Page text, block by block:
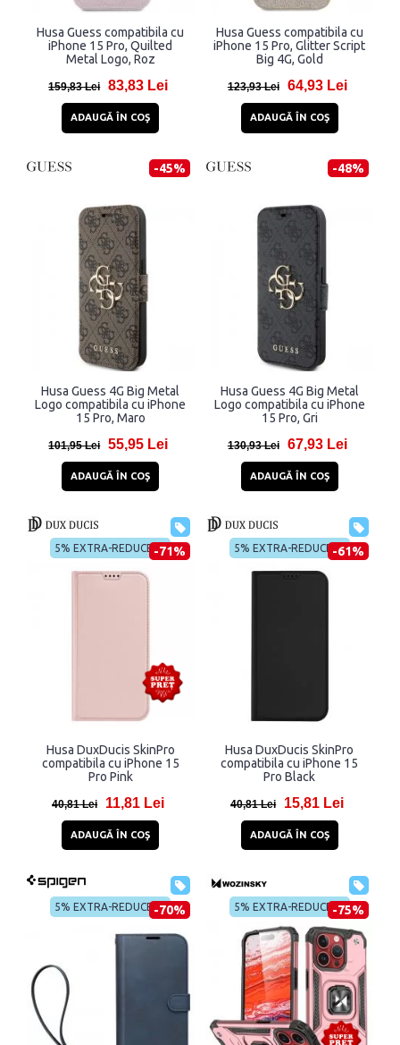
Husa Guess compatibila cu
iPhone 15 Pro, Quilted
Metal Logo, Roz
159,83 Lei 83,83 Lei
ADAUGĂ ÎN COŞ
Husa Guess compatibila cu
iPhone 15 Pro, Glitter Script
Big 4G, Gold
123,93 Lei 64,93 Lei
ADAUGĂ ÎN COŞ
-45%
Husa Guess 4G Big Metal
Logo compatibila cu iPhone
15 Pro, Maro
101,95 Lei 55,95 Lei
ADAUGĂ ÎN COŞ
-48%
Husa Guess 4G Big Metal
Logo compatibila cu iPhone
15 Pro, Gri
130,93 Lei 67,93 Lei
ADAUGĂ ÎN COŞ
5% EXTRA-REDUCERE-71%
Husa DuxDucis SkinPro
compatibila cu iPhone 15
Pro Pink
40,81 Lei 11,81 Lei
ADAUGĂ ÎN COŞ
5% EXTRA-REDUCERE-61%
Husa DuxDucis SkinPro
compatibila cu iPhone 15
Pro Black
40,81 Lei 15,81 Lei
ADAUGĂ ÎN COŞ
5% EXTRA-REDUCERE-70% 5% EXTRA-REDUCERE-75%